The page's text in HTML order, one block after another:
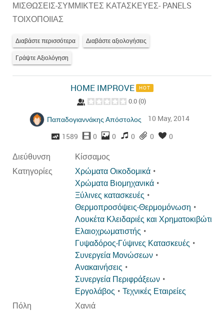
ΜΙΣΘΩΣΕΙΣ-ΣΥΜΜΙΚΤΕΣ ΚΑΤΑΣΚΕΥΕΣ- PANELS
ΤΟΙΧΟΠΟΙΙΑΣ
Διαβάστε περισσότερα Διαβάστε αξιολογήσεις
Γράψτε Αξιολόγηση
HOME IMPROVE HOT
0.0 (0)
Παπαδογιαννάκης Απόστολος
10 May, 2014
1589
0 0 0 0 0
Διεύθυνση
Κίσσαμος
Κατηγορίες
Χρώματα Οικοδομικά
Χρώματα Βιομηχανικά
Ξύλινες κατασκευές
Θερμοπροσόψεις-Θερμομόνωση
Λουκέτα Κλειδαριές και Χρηματοκιβώτια
Ελαιοχρωματιστής
Γυψαδόρος-Γύψινες Κατασκευές
Συνεργεία Μονώσεων
Ανακαινήσεις
Συνεργεία Περιφράξεων
Εργολάβος
Τεχνικές Εταιρείες
Πόλη
Χανιά